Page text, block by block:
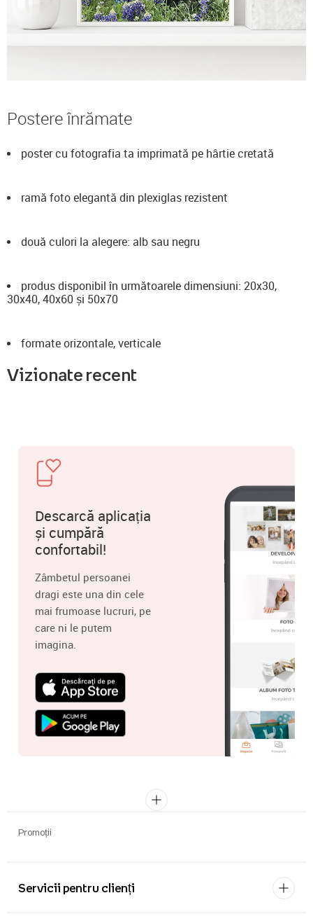
Postere înrămate
poster cu fotografia ta imprimată pe hârtie cretată
ramă foto elegantă din plexiglas rezistent
două culori la alegere: alb sau negru
produs disponibil în următoarele dimensiuni: 20x30,
30x40, 40x60 și 50x70
formate orizontale, verticale
Vizionate recent
Descarcă aplicația
și cumpără
confortabil!
Zâmbetul persoanei
dragi este una din cele
mai frumoase lucruri, pe
care ni le putem
imagina.
Promoții
Servicii pentru clienți